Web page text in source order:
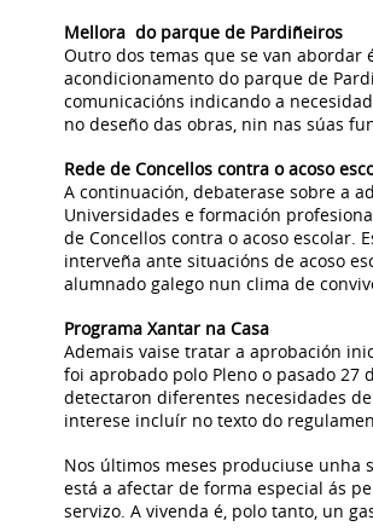
Mellora do parque de Pardiñeiros
Outro dos temas que se van abordar
acondicionamento do parque de
comunicacións indicando a
no deseño das obras, nin nas súas
Rede de Concellos contra o acoso
A continuación, debaterase sobre a
Universidades e formación
de Concellos contra o acoso escolar.
interveña ante situacións de acoso
alumnado galego nun clima de
Programa Xantar na Casa
Ademais vaise tratar a aprobación
foi aprobado polo Pleno o pasado 27
detectaron diferentes necesidades
interese incluír no texto do
Nos últimos meses produciuse unha
está a afectar de forma especial ás
servizo. A vivenda é, polo tanto, un